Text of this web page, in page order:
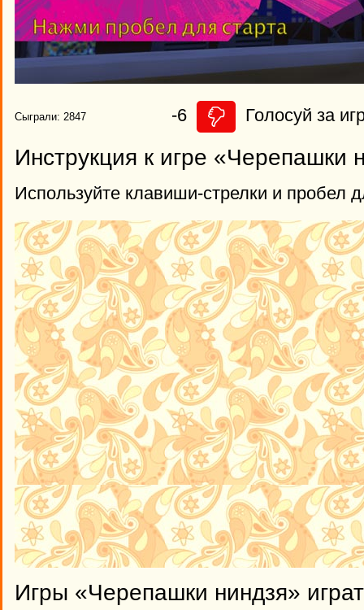
Сыграли: 2847 -6 Голосуй за
Инструкция к игре «Черепашки
Используйте клавиши-стрелки и пробел
Игры «Черепашки ниндзя»